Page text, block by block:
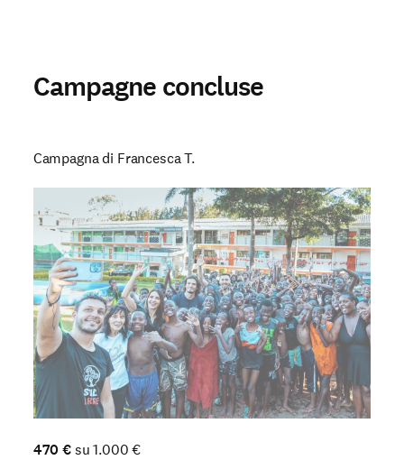
Campagne concluse
Campagna di Francesca T.
470€su1.000€